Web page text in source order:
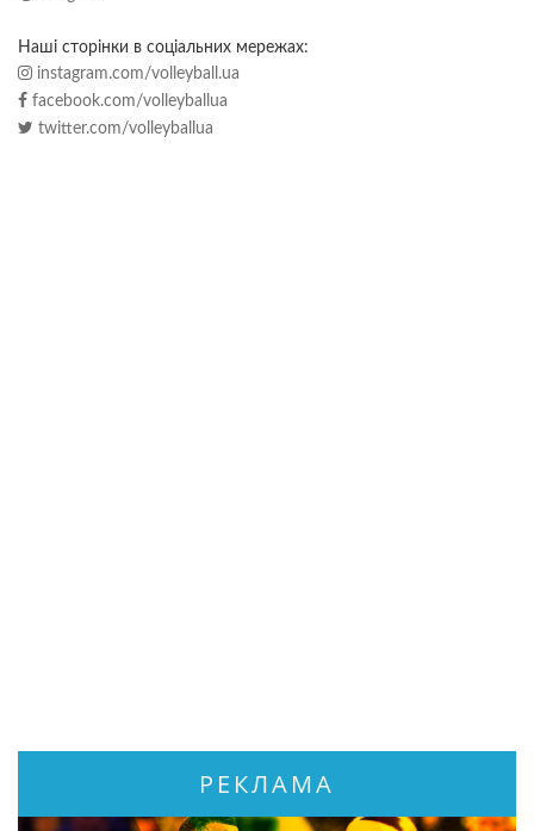
Наші сторінки в соціальних мережах:
instagram.com/volleyball.ua
facebook.com/volleyballua
twitter.com/volleyballua
РЕКЛАМА